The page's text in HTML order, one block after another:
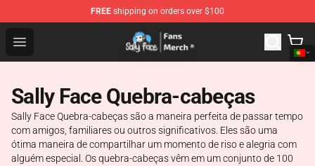
FREE shipping on orders over $100
Open menu
Sally Face Store - Official Sally Face Merchandise Shop
Sally Face Quebra-cabeças
Sally Face Quebra-cabeças são a maneira perfeita de passar tempo
com amigos, familiares ou outros significativos. Eles são uma
ótima maneira de compartilhar um momento de riso e alegria com
alguém especial. Os quebra-cabeças vêm em um conjunto de 100